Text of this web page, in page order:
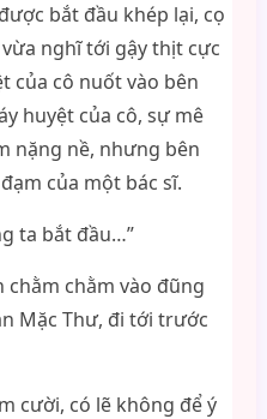
bắt đầu khép lại, cọ
nghĩ tới gậy thịt cực
của cô nuốt vào bên
huyệt của cô, sự mê
nặng nề, nhưng bên
của một bác sĩ.
ta bắt đầu…”
chằm chằm vào đũng
Mặc Thư, đi tới trước
cười, có lẽ không để ý